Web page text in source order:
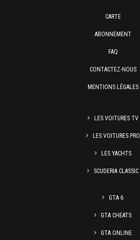
CARTE
ABONNEMENT
FAQ
CONTACTEZ-NOUS
MENTIONS LÉGALES
LES VOITURES TV
LES VOITURES PRO
LES YACHTS
SCUDERIA CLASSIC
GTA 6
GTA CHEATS
GTA ONLINE